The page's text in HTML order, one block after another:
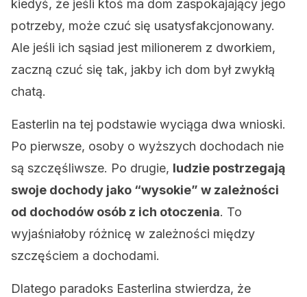
kiedyś, że jeśli ktoś ma dom zaspokajający jego
potrzeby, może czuć się usatysfakcjonowany.
Ale jeśli ich sąsiad jest milionerem z dworkiem,
zaczną czuć się tak, jakby ich dom był zwykłą
chatą.
Easterlin na tej podstawie wyciąga dwa wnioski.
Po pierwsze, osoby o wyższych dochodach nie
są szczęśliwsze. Po drugie, ludzie postrzegają
swoje dochody jako “wysokie” w zależności
od dochodów osób z ich otoczenia. To
wyjaśniałoby różnicę w zależności między
szczęściem a dochodami.
Dlatego paradoks Easterlina stwierdza, że